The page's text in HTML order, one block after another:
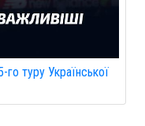
туру Української